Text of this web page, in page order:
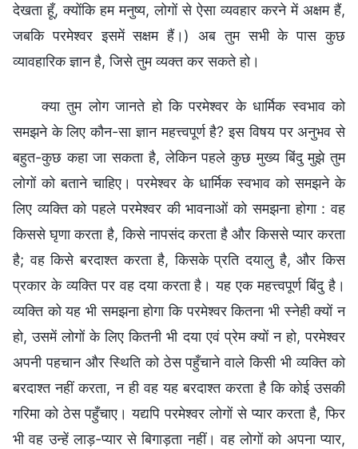
देखता हूँ, क्योंकि हम मनुष्य, लोगों से ऐसा व्यवहार करने में अक्षम हैं,
जबकि परमेश्वर इसमें सक्षम हैं।) अब तुम सभी के पास कुछ
व्यावहारिक ज्ञान है, जिसे तुम व्यक्त कर सकते हो।
क्या तुम लोग जानते हो कि परमेश्वर के धार्मिक स्वभाव को
समझने के लिए कौन-सा ज्ञान महत्त्वपूर्ण है? इस विषय पर अनुभव से
बहुत-कुछ कहा जा सकता है, लेकिन पहले कुछ मुख्य बिंदु मुझे तुम
लोगों को बताने चाहिए। परमेश्वर के धार्मिक स्वभाव को समझने के
लिए व्यक्ति को पहले परमेश्वर की भावनाओं को समझना होगा : वह
किससे घृणा करता है, किसे नापसंद करता है और किससे प्यार करता
है; वह किसे बरदाश्त करता है, किसके प्रति दयालु है, और किस
प्रकार के व्यक्ति पर वह दया करता है। यह एक महत्त्वपूर्ण बिंदु है।
व्यक्ति को यह भी समझना होगा कि परमेश्वर कितना भी स्नेही क्यों न
हो, उसमें लोगों के लिए कितनी भी दया एवं प्रेम क्यों न हो, परमेश्वर
अपनी पहचान और स्थिति को ठेस पहुँचाने वाले किसी भी व्यक्ति को
बरदाश्त नहीं करता, न ही वह यह बरदाश्त करता है कि कोई उसकी
गरिमा को ठेस पहुँचाए। यद्यपि परमेश्वर लोगों से प्यार करता है, फिर
भी वह उन्हें लाड़-प्यार से बिगाड़ता नहीं। वह लोगों को अपना प्यार,